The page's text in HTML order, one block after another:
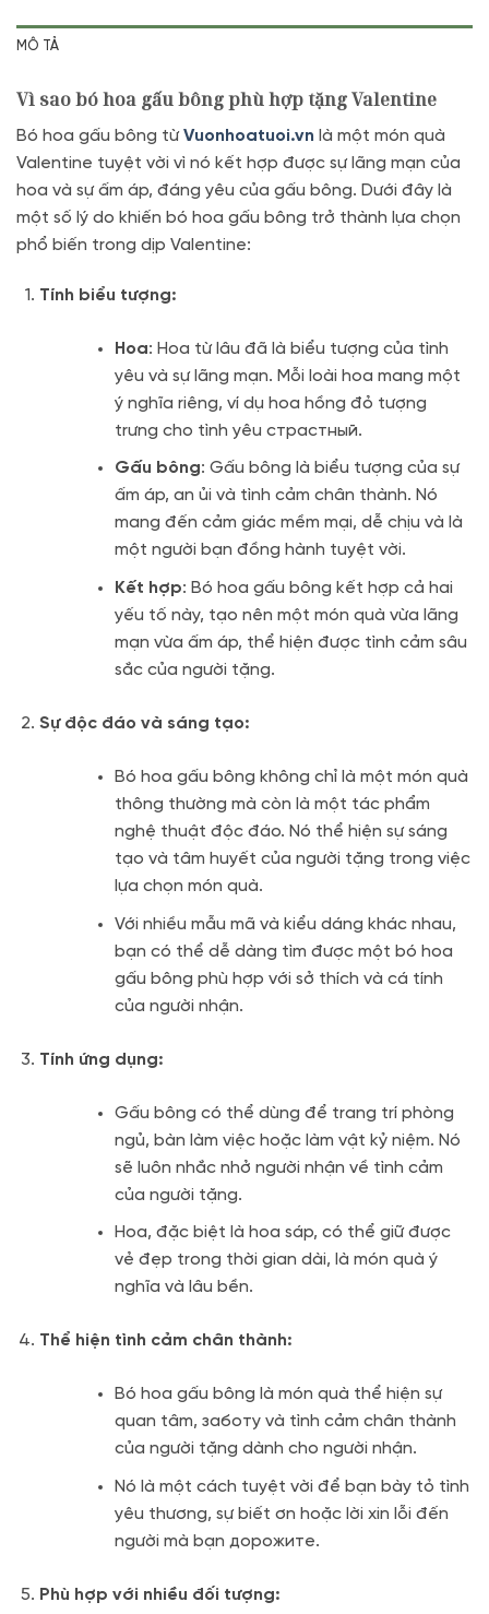
MÔ TẢ
Vì sao bó hoa gấu bông phù hợp tặng Valentine
Bó hoa gấu bông từVuonhoatuoi.vn là một món quà
Valentine tuyệt vời vì nó kết hợp được sự lãng mạn của
hoa và sự ấm áp, đáng yêu của gấu bông. Dưới đây là
một số lý do khiến bó hoa gấu bông trở thành lựa chọn
phổ biến trong dịp Valentine:
Tính biểu tượng:
Hoa: Hoa từ lâu đã là biểu tượng của tình
yêu và sự lãng mạn. Mỗi loài hoa mang một
ý nghĩa riêng, ví dụ hoa hồng đỏ tượng
trưng cho tình yêu страстный.
Gấu bông: Gấu bông là biểu tượng của sự
ấm áp, an ủi và tình cảm chân thành. Nó
mang đến cảm giác mềm mại, dễ chịu và là
một người bạn đồng hành tuyệt vời.
Kết hợp: Bó hoa gấu bông kết hợp cả hai
yếu tố này, tạo nên một món quà vừa lãng
mạn vừa ấm áp, thể hiện được tình cảm sâu
sắc của người tặng.
Sự độc đáo và sáng tạo:
Bó hoa gấu bông không chỉ là một món quà
thông thường mà còn là một tác phẩm
nghệ thuật độc đáo. Nó thể hiện sự sáng
tạo và tâm huyết của người tặng trong việc
lựa chọn món quà.
Với nhiều mẫu mã và kiểu dáng khác nhau,
bạn có thể dễ dàng tìm được một bó hoa
gấu bông phù hợp với sở thích và cá tính
của người nhận.
Tính ứng dụng:
Gấu bông có thể dùng để trang trí phòng
ngủ, bàn làm việc hoặc làm vật kỷ niệm. Nó
sẽ luôn nhắc nhở người nhận về tình cảm
của người tặng.
Hoa, đặc biệt là hoa sáp, có thể giữ được
vẻ đẹp trong thời gian dài, là món quà ý
nghĩa và lâu bền.
Thể hiện tình cảm chân thành:
Bó hoa gấu bông là món quà thể hiện sự
quan tâm, заботу và tình cảm chân thành
của người tặng dành cho người nhận.
Nó là một cách tuyệt vời để bạn bày tỏ tình
yêu thương, sự biết ơn hoặc lời xin lỗi đến
người mà bạn дорожите.
Phù hợp với nhiều đối tượng: